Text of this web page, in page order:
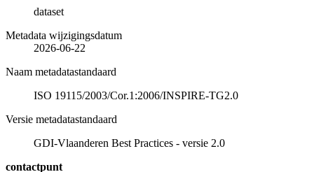
dataset
Metadata wijzigingsdatum
2026-06-22
Naam metadatastandaard
ISO 19115/2003/Cor.1:2006/INSPIRE-TG2.0
Versie metadatastandaard
GDI-Vlaanderen Best Practices - versie 2.0
contactpunt